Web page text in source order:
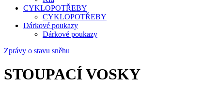
CYKLOPOTŘEBY
CYKLOPOTŘEBY
Dárkové poukazy
Dárkové poukazy
Zprávy o stavu sněhu
STOUPACÍ VOSKY